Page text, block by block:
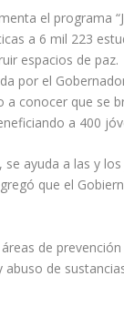
el programa
a 6 mil 223
espacios de paz.
por el
conocer que se
a 400
ayuda a las y
que el
de
de